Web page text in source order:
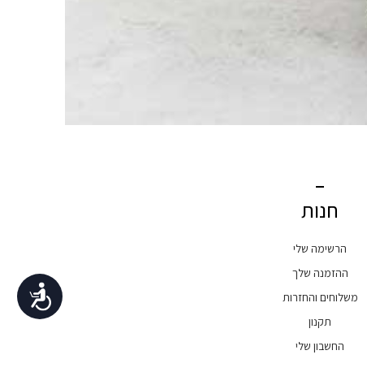
נגישות
חנות
הרשימה שלי
ההזמנה שלך
משלוחים והחזרות
תקנון
החשבון שלי